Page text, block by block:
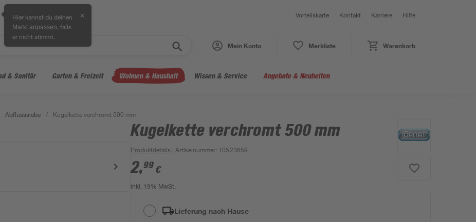
Hier kannst du deinen
Markt anpassen , falls
er nicht stimmt.
✕ Vorteilskarte Kontakt Karriere Hilfe
Mein Konto Merkliste Warenkorb
& Sanitär Garten & Freizeit Wohnen & Haushalt Wissen & Service Angebote & Neuheiten
Abflusssiebe / Kugelkette verchromt 500 mm
Kugelkette verchromt 500 mm
Produktdetails | Artikelnummer: 10523659
2,99 €
inkl. 19% MwSt.
Lieferung nach Hause